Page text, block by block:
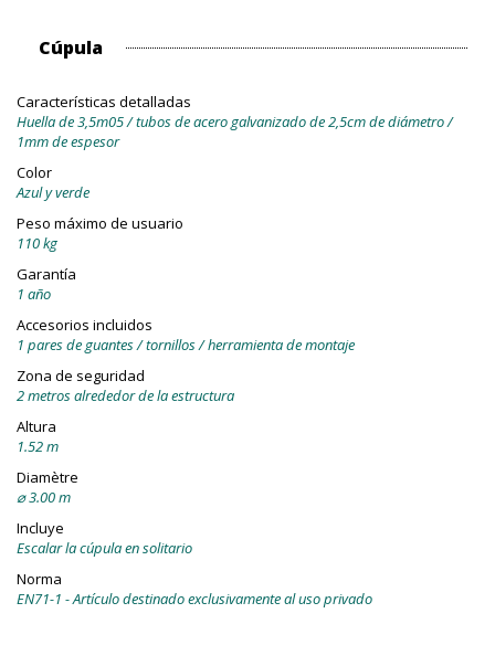
Cúpula
Características detalladas
Huella de 3,5m05 / tubos de acero galvanizado de 2,5cm de diámetro /
1mm de espesor
Color
Azul y verde
Peso máximo de usuario
110 kg
Garantía
1 año
Accesorios incluidos
1 pares de guantes / tornillos / herramienta de montaje
Zona de seguridad
2 metros alrededor de la estructura
Altura
1.52 m
Diamètre
⌀ 3.00 m
Incluye
Escalar la cúpula en solitario
Norma
EN71-1 - Artículo destinado exclusivamente al uso privado